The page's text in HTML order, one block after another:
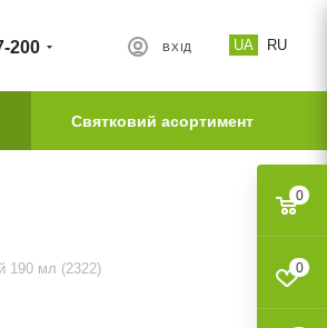
UA RU
ВХІД
200
Святковий асортимент
190 мл (2322)
0
0